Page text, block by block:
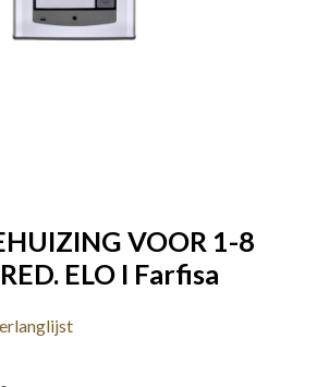
VOOR 1-8
ELO I Farfisa